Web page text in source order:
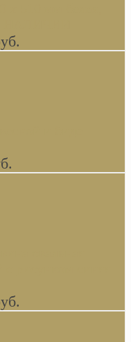
x 510 мм белая,
НАЛИЧИИ
овальная
рисунком синяя